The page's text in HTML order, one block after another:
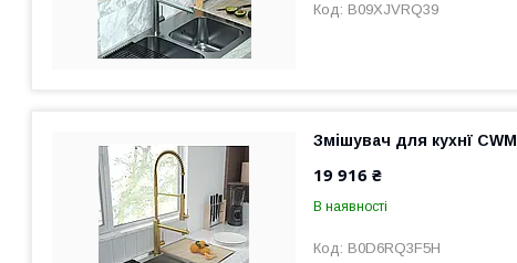
B09XJVRQ39
Змішувач для кухнї CWM
19 916 ₴
В наявності
B0D6RQ3F5H